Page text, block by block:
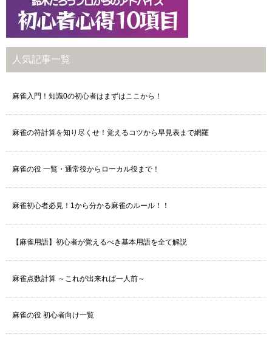
人気記事一覧
麻雀入門！知識0の初心者はまずはここから！
麻雀の符計算を知り尽くせ！覚えるコツから早見表まで網羅
麻雀の役 一覧・通常役からローカル役まで！
麻雀初心者必見！1から分かる麻雀のルール！！
【麻雀用語】初心者が覚えるべき基本用語を全て解説
麻雀点数計算 ～これが出来れば一人前～
麻雀の役 初心者向け一覧